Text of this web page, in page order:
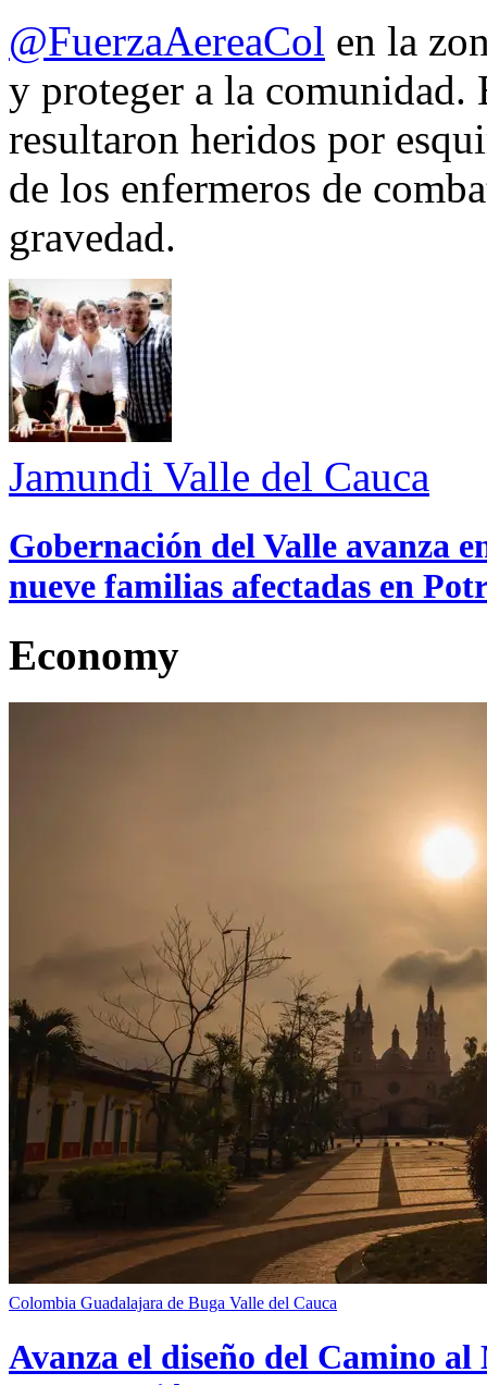
@FuerzaAereaCol en la
y proteger a la comunidad.
resultaron heridos por
de los enfermeros de
gravedad.
Jamundi Valle del Cauca
Gobernación del Valle avanza
nueve familias afectadas en
Economy
Colombia Guadalajara de Buga Valle del Cauca
Avanza el diseño del Camino